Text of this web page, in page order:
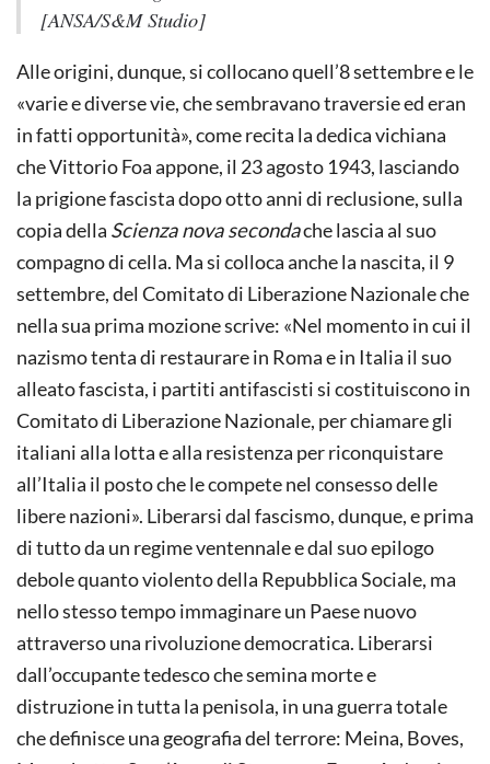
[ANSA/S&M Studio]
Alle origini, dunque, si collocano quell’8 settembre e le
«varie e diverse vie, che sembravano traversie ed eran
in fatti opportunità», come recita la dedica vichiana
che Vittorio Foa appone, il 23 agosto 1943, lasciando
la prigione fascista dopo otto anni di reclusione, sulla
copia della Scienza nova secondache lascia al suo
compagno di cella. Ma si colloca anche la nascita, il 9
settembre, del Comitato di Liberazione Nazionale che
nella sua prima mozione scrive: «Nel momento in cui il
nazismo tenta di restaurare in Roma e in Italia il suo
alleato fascista, i partiti antifascisti si costituiscono in
Comitato di Liberazione Nazionale, per chiamare gli
italiani alla lotta e alla resistenza per riconquistare
all’Italia il posto che le compete nel consesso delle
libere nazioni». Liberarsi dal fascismo, dunque, e prima
di tutto da un regime ventennale e dal suo epilogo
debole quanto violento della Repubblica Sociale, ma
nello stesso tempo immaginare un Paese nuovo
attraverso una rivoluzione democratica. Liberarsi
dall’occupante tedesco che semina morte e
distruzione in tutta la penisola, in una guerra totale
che definisce una geografia del terrore: Meina, Boves,